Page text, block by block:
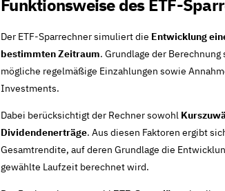
Funktionsweise des ETF-
Der ETF-Sparrechner simuliert die Entwicklung
bestimmten Zeitraum. Grundlage der
mögliche regelmäßige Einzahlungen sowie
Investments.
Dabei berücksichtigt der Rechner sowohl
Dividendenerträge. Aus diesen Faktoren ergibt
Gesamtrendite, auf deren Grundlage die
gewählte Laufzeit berechnet wird.